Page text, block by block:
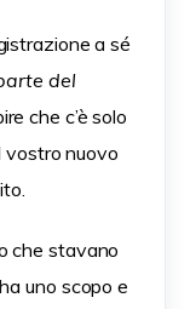
a sé
del
che c’è solo
vostro nuovo
che stavano
uno scopo e